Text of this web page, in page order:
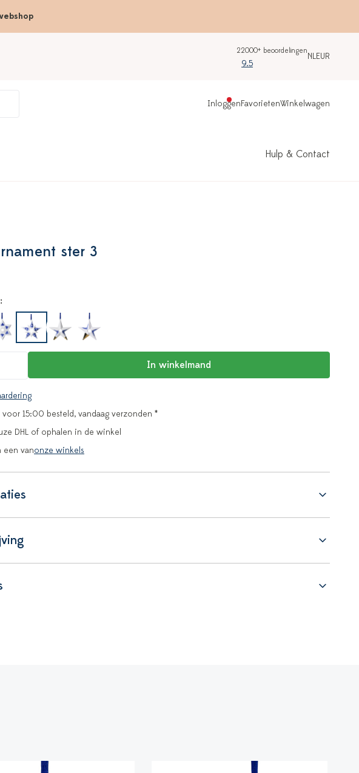
22000+ beoordelingen
9.5
NLEUR
InloggenFavorietenWinkelwagen
Hulp & Contact
ster 3
In winkelmand
voor 15:00 besteld, vandaag verzonden *
DHL of ophalen in de winkel
een vanonze winkels